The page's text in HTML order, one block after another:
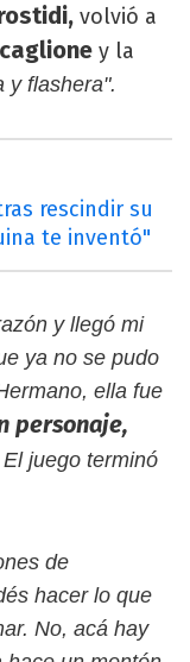
volvió a
y la
y flashera".
rescindir su
te inventó"
y llegó mi
ya no se pudo
ella fue
personaje,
juego terminó
de
hacer lo que
No, acá hay